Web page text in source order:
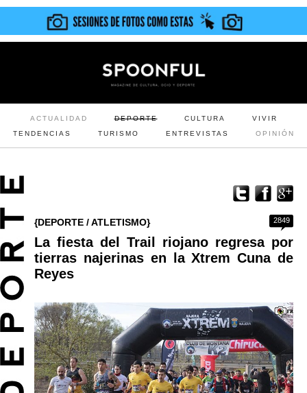
ACTUALIDAD DEPORTE CULTURA
VIVIR
TENDENCIAS
TURISMO ENTREVISTAS OPINIÓN
2849
{DEPORTE / ATLETISMO}
La fiesta del Trail riojano regresa por
tierras najerinas en la Xtrem Cuna de
Reyes